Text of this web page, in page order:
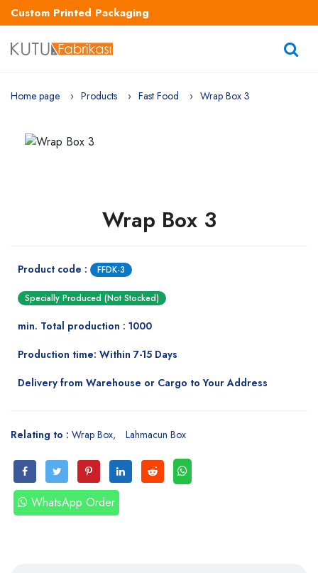
Custom Printed Packaging
Home page Products Fast Food Wrap Box 3
Wrap Box 3
Product code : FFDK-3
Specially Produced (Not Stocked)
min. Total production : 1000
Production time: Within 7-15 Days
Delivery from Warehouse or Cargo to Your Address
Relating to : Wrap Box Lahmacun Box
WhatsApp Order